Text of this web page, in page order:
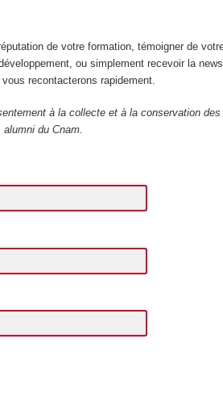
de votre formation, témoigner de
ou simplement recevoir la
recontacterons rapidement.
à la collecte et à la conservation
du Cnam.